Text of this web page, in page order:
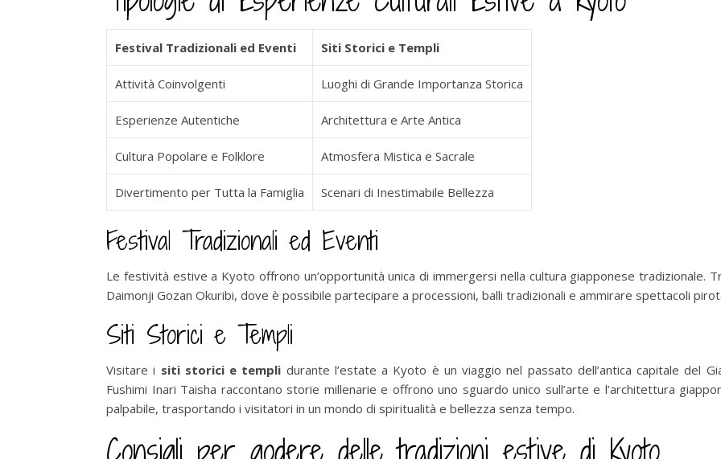
Festival Tradizionali ed Eventi Siti Storici e Templi
Attività Coinvolgenti Luoghi di Grande Importanza Storica
Esperienze Autentiche Architettura e Arte Antica
Cultura Popolare e Folklore Atmosfera Mistica e Sacrale
Divertimento per Tutta la Famiglia Scenari di Inestimabile Bellezza
Festival Tradizionali ed Eventi
Le festività estive a Kyoto offrono un’opportunità unica di immergersi nella cultura giapponese tradizionale.
Daimonji Gozan Okuribi, dove è possibile partecipare a processioni, balli tradizionali e ammirare spettacoli
Siti Storici e Templi
Visitare i siti storici e templi durante l’estate a Kyoto è un viaggio nel passato dell’antica capitale del
Fushimi Inari Taisha raccontano storie millenarie e offrono uno sguardo unico sull’arte e l’architettura
palpabile, trasportando i visitatori in un mondo di spiritualità e bellezza senza tempo.